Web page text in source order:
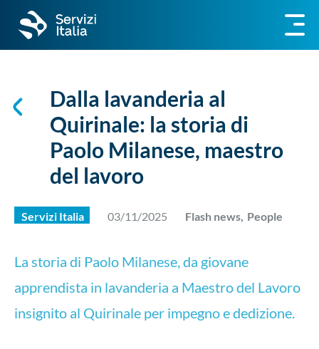
Dalla lavanderia al
Quirinale: la storia di
Paolo Milanese, maestro
del lavoro
Servizi Italia 03/11/2025 Flash news, People
La storia di Paolo Milanese, da giovane
apprendista in lavanderia a Maestro del Lavoro
insignito al Quirinale per impegno e dedizione.